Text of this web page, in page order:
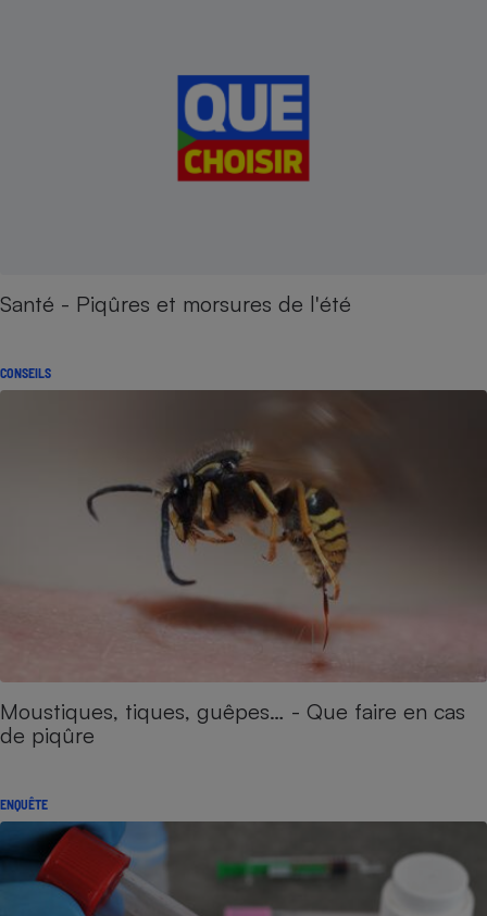
Santé - Piqûres et morsures de l'été
CONSEILS
Moustiques, tiques, guêpes… - Que faire en cas
de piqûre
ENQUÊTE